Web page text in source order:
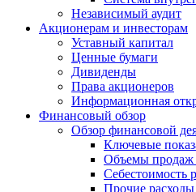
Независимый аудит
Акционерам и инвесторам
Уставный капитал
Ценные бумаги
Дивиденды
Права акционеров
Информационная
Финансовый обзор
Обзор финансовой
Ключевые
Объемы продаж
Себестоимость
Прочие